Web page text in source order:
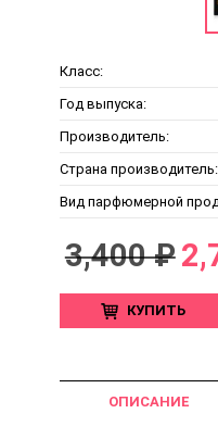
Класс:
Год выпуска:
Производитель:
Страна производитель:
Вид парфюмерной
3,400 ₽
КУПИТЬ
ОПИСАНИЕ